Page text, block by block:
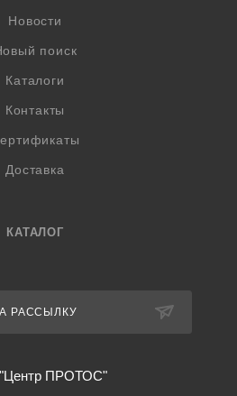
Новости
поиск
Каталоги
Контакты
Доставка
КАТАЛОГ
РАССЫЛКУ
ПРОТОС"